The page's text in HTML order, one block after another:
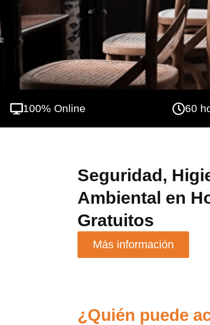
100% Online 60
Seguridad,
Ambiental en
Gratuitos
Más información
¿Quién puede